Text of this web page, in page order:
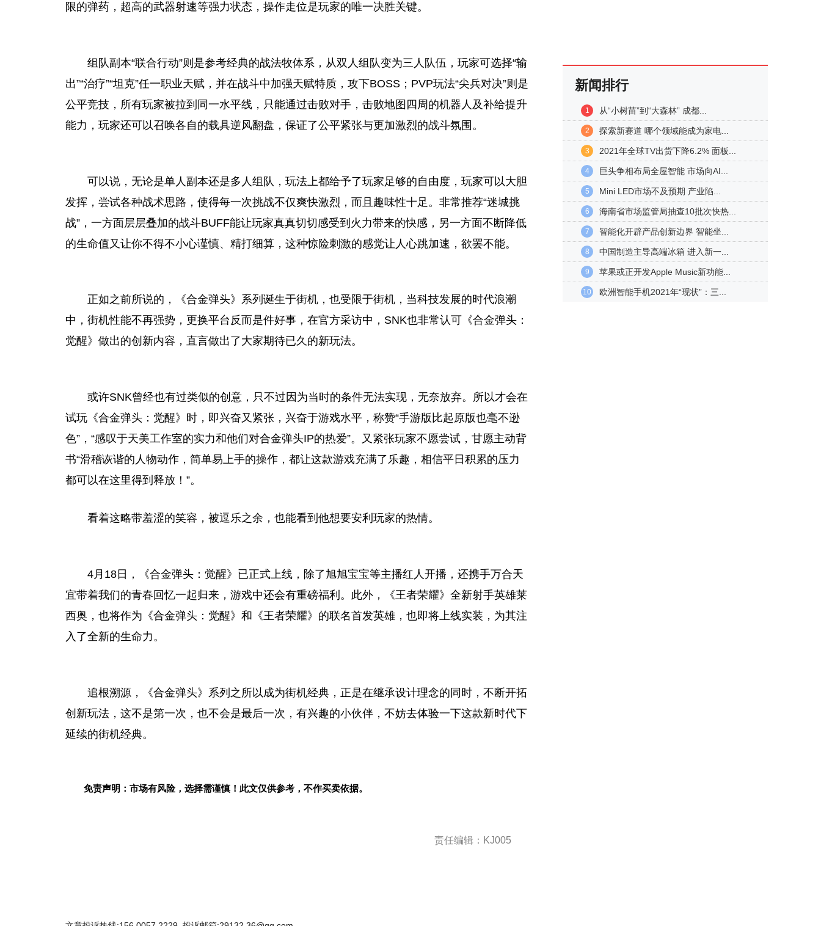
限的弹药，超高的武器射速等强力状态，操作走位是玩家的唯一决胜关键。
组队副本“联合行动”则是参考经典的战法牧体系，从双人组队变为三人队伍， 玩家可选择“输
出”“治疗”“坦克”任一职业天赋，并在战斗中加强天赋特质，攻下BOSS；PVP玩法“尖兵对决”则是
公平竞技 ，所有玩家被拉到同一水平线，只能通过击败对手，击败地图四周的机器人及补给提升
能力， 玩家还可以召唤各自的载具逆风翻盘，保证了公平紧张与更加激烈的战斗氛围。
可以说，无论是单人副本还是多人组队，玩法上都给予了玩家足够的自由度， 玩家可以大胆
发挥，尝试各种战术思路，使得每一次挑战不仅爽快激烈，而且趣味性十足。非常推荐“迷城挑
战”，一方面层层叠加的战斗BUFF能让玩家真真切切感受到火力带来的快感，另一方面不断降低
的生命值又让你不得不小心谨慎、精打细算，这种惊险刺激的感觉让人心跳加速，欲罢不能。
正如之前所说的，《合金弹头》系列诞生于街机，也受限于街机，当科技发展的时代浪潮
中，街机性能不再强势，更换平台 反而是件好事，在官方采访中，SNK也非常认可《合金弹头：
觉醒》做出的创新内容，直言做出了大家期待已久的新玩法。
或许SNK曾经也有过类似的创意，只不过因为当时的条件无法实现，无奈放弃。所以才会在
试玩《合金弹头：觉醒》时，即兴奋又紧张，兴奋于游戏水平 ，称赞“手游版比起原版也毫不逊
色”，“感叹于天美工作室的实力和他们对合金弹头IP的热爱”。又紧张玩家不愿尝试，甘愿主动背
书“滑稽诙谐的人物动作，简单易上手的操作，都让这款游戏充满了乐趣，相信平日积累的压力
都可以在这里得到释放！”。
看着这略带羞涩的笑容，被逗乐之余，也能看到他想要安利 玩家的热情。
4月18日，《合金弹头：觉醒》已正式上线，除了旭旭宝宝等主播红人开播，还携手万合天
宜带着我们的青春回忆一起归来，游戏中还会有重磅福利。此外，《王者荣耀》全新射手英雄莱
西奥，也将作为《合金弹头：觉醒》和《王者荣耀》的联名首发英雄，也即将上线实装，为其注
入了全新的生命力。
追根溯源，《合金弹头》系列之所以成为街机经典，正是在继承设计理念的同时，不断开拓
创新玩法，这不是第一次，也不会是最后一次，有兴趣的小伙伴，不妨去体验一下这款新时代下
延续的街机经典。
免责声明：市场有风险，选择需谨慎！此文仅供参考，不作买卖依据。
责任编辑：KJ005
新闻排行
1 从“小树苗”到“大森林” 成都...
2 探索新赛道 哪个领域能成为家电...
3 2021年全球TV出货下降6.2% 面板...
4 巨头争相布局全屋智能 市场向AI...
5 Mini LED市场不及预期 产业陷...
6 海南省市场监管局抽查10批次快热...
7 智能化开辟产品创新边界 智能坐...
8 中国制造主导高端冰箱 进入新一...
9 苹果或正开发Apple Music新功能...
10 欧洲智能手机2021年“现状”：三...